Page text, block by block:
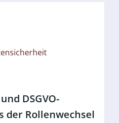
DSGVO-
der Rollenwechsel